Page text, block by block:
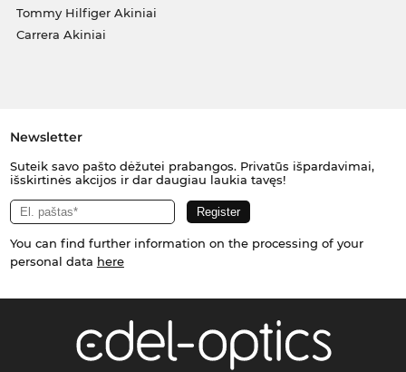
Tommy Hilfiger Akiniai
Carrera Akiniai
Newsletter
Suteik savo pašto dėžutei prabangos. Privatūs išpardavimai,
išskirtinės akcijos ir dar daugiau laukia tavęs!
You can find further information on the processing of your
personal data here